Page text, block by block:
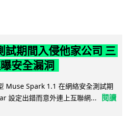
試期間入侵他家公司 三
安全漏洞
Muse Spark 1.1 在網絡安全測試期
設定出錯而意外連上互聯網...
閱讀